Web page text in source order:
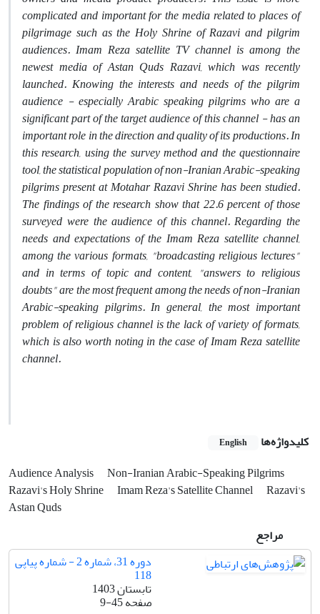
complicated and important for the media related to places of
pilgrimage such as the Holy Shrine of Razavi and pilgrim
audiences. Imam Reza satellite TV channel is among the
newest media of Astan Quds Razavi, which was recently
launched. Knowing the interests and needs of the pilgrim
audience - especially Arabic speaking pilgrims who are a
significant part of the target audience of this channel - has an
important role in the direction and quality of its productions. In
this research, using the survey method and the questionnaire
tool, the statistical population of non-Iranian Arabic-speaking
pilgrims present at Motahar Razavi Shrine has been studied.
The findings of the research show that 22.6 percent of those
surveyed were the audience of this channel. Regarding the
needs and expectations of the Imam Reza satellite channel,
among the various formats, "broadcasting religious lectures"
and in terms of topic and content, "answers to religious
doubts" are the most frequent among the needs of non-Iranian
Arabic-speaking pilgrims. In general, the most important
problem of religious channel is the lack of variety of formats,
which is also worth noting in the case of Imam Reza satellite
channel.
کلیدواژه‌ها English
Audience Analysis
Non-Iranian Arabic-Speaking Pilgrims
Razavi's Holy Shrine
Imam Reza's Satellite Channel
Razavi's
Astan Quds
مراجع
دوره 31، شماره 2 - شماره پیاپی
118
تابستان 1403
صفحه9-45